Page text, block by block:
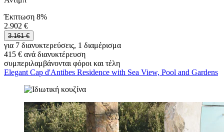
Έκπτωση 8%
2.902 €
3.161 €
για 7 διανυκτερεύσεις, 1 διαμέρισμα
415 € ανά διανυκτέρευση
συμπεριλαμβάνονται φόροι και τέλη
Elegant Cap d'Antibes Residence with Sea View, Pool and Gardens